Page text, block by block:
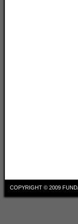
COPYRIGHT © 2009